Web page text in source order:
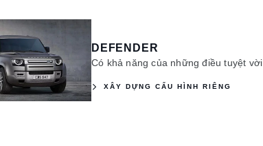
DEFENDER
Có khả năng của những điều tuyệt vời
XÂY DỰNG CẤU HÌNH RIÊNG